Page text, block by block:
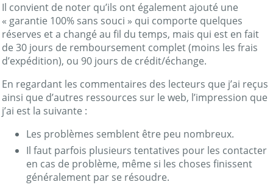
Il convient de noter qu’ils ont également ajouté une
« garantie 100% sans souci » qui comporte quelques
réserves et a changé au fil du temps, mais qui est en fait
de 30 jours de remboursement complet (moins les frais
d’expédition), ou 90 jours de crédit/échange.
En regardant les commentaires des lecteurs que j’ai reçus
ainsi que d’autres ressources sur le web, l’impression que
j’ai est la suivante :
Les problèmes semblent être peu nombreux.
Il faut parfois plusieurs tentatives pour les contacter
en cas de problème, même si les choses finissent
généralement par se résoudre.